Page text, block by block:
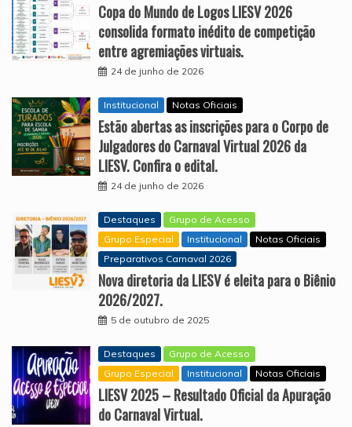
Copa do Mundo de Logos LIESV 2026
consolida formato inédito de competição
entre agremiações virtuais.
24 de junho de 2026
Institucional Notas Oficiais
Estão abertas as inscrições para o Corpo de
Julgadores do Carnaval Virtual 2026 da
LIESV. Confira o edital.
24 de junho de 2026
Destaques
Grupo de Acesso
Grupo Especial
Institucional
Notas Oficiais
Preparativos Carnaval 2026
Nova diretoria da LIESV é eleita para o Biênio
2026/2027.
5 de outubro de 2025
Destaques
Grupo de Acesso
Grupo Especial
Institucional Notas Oficiais
LIESV 2025 – Resultado Oficial da Apuração
do Carnaval Virtual.